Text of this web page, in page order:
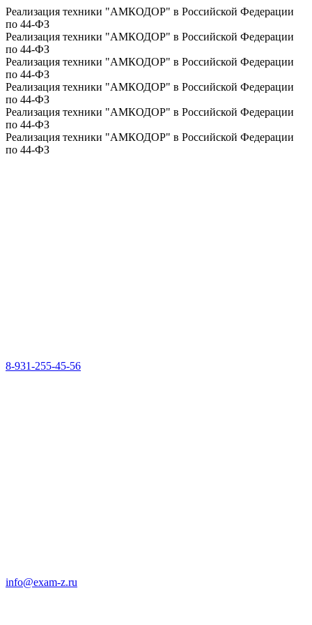
Реализация техники "АМКОДОР" в Российской Федерации
по 44-ФЗ
Реализация техники "АМКОДОР" в Российской Федерации
по 44-ФЗ
Реализация техники "АМКОДОР" в Российской Федерации
по 44-ФЗ
Реализация техники "АМКОДОР" в Российской Федерации
по 44-ФЗ
Реализация техники "АМКОДОР" в Российской Федерации
по 44-ФЗ
Реализация техники "АМКОДОР" в Российской Федерации
по 44-ФЗ
8-931-255-45-56
info@exam-z.ru